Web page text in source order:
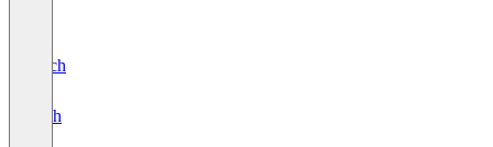
Deutsch
English